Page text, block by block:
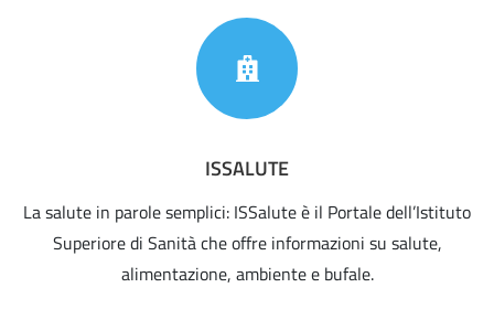
ISSALUTE
La salute in parole semplici: ISSalute è il Portale dell’Istituto
Superiore di Sanità che offre informazioni su salute,
alimentazione, ambiente e bufale.